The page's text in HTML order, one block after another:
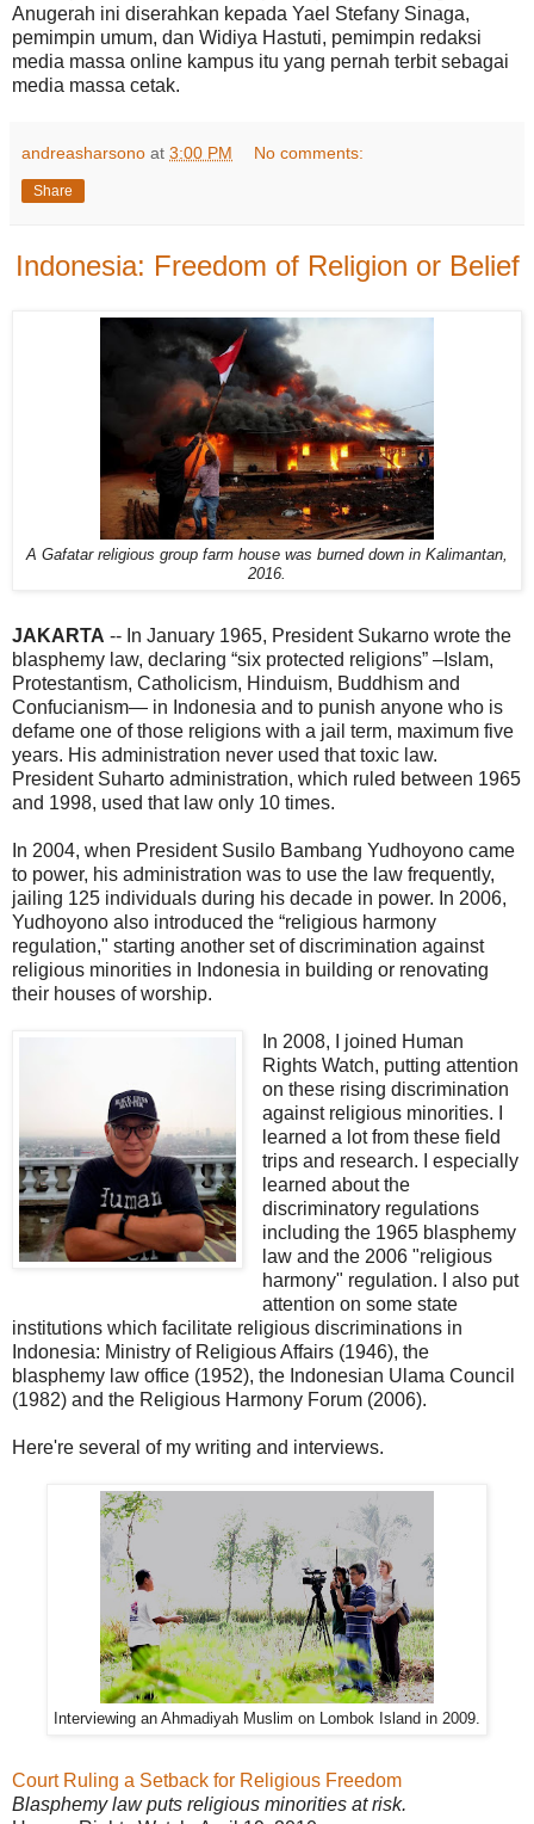
Anugerah ini diserahkan kepada Yael Stefany Sinaga,
pemimpin umum, dan Widiya Hastuti, pemimpin redaksi
media massa online kampus itu yang pernah terbit sebagai
media massa cetak.
andreasharsono at 3:00 PM No comments:
Share
Indonesia: Freedom of Religion or Belief
A Gafatar religious group farm house was burned down in Kalimantan,
2016.
JAKARTA -- In January 1965, President Sukarno wrote the
blasphemy law, declaring “six protected religions” –Islam,
Protestantism, Catholicism, Hinduism, Buddhism and
Confucianism— in Indonesia and to punish anyone who is
defame one of those religions with a jail term, maximum five
years. His administration never used that toxic law.
President Suharto administration, which ruled between 1965
and 1998, used that law only 10 times.
In 2004, when President Susilo Bambang Yudhoyono came
to power, his administration was to use the law frequently,
jailing 125 individuals during his decade in power. In 2006,
Yudhoyono also introduced the “religious harmony
regulation," starting another set of discrimination against
religious minorities in Indonesia in building or renovating
their houses of worship.
In 2008, I joined Human
Rights Watch, putting attention
on these rising discrimination
against religious minorities. I
learned a lot from these field
trips and research. I especially
learned about the
discriminatory regulations
including the 1965 blasphemy
law and the 2006 "religious
harmony" regulation. I also put
attention on some state
institutions which facilitate religious discriminations in
Indonesia: Ministry of Religious Affairs (1946), the
blasphemy law office (1952), the Indonesian Ulama Council
(1982) and the Religious Harmony Forum (2006).
Here're several of my writing and interviews.
Interviewing an Ahmadiyah Muslim on Lombok Island in 2009.
Court Ruling a Setback for Religious Freedom
Blasphemy law puts religious minorities at risk.